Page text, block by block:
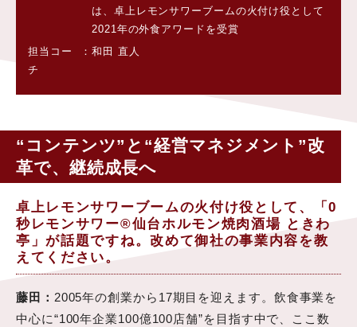
は、卓上レモンサワーブームの火付け役として
2021年の外食アワードを受賞
担当コー
チ
和田 直人
“コンテンツ”と“経営マネジメント”改
革で、継続成長へ
卓上レモンサワーブームの火付け役として、「0
秒レモンサワー®︎仙台ホルモン焼肉酒場 ときわ
亭」が話題ですね。改めて御社の事業内容を教
えてください。
藤田： 2005年の創業から17期目を迎えます。飲食事業を
中心に“100年企業100億100店舗”を目指す中で、ここ数